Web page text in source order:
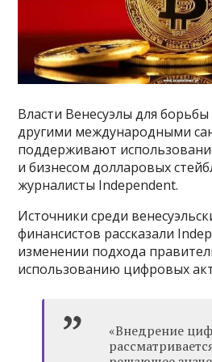
Власти Венесуэлы для
другими международными
поддерживают
и бизнесом долларовых
журналисты Independent.
Источники среди
финансистов рассказали
изменении подхода
использованию цифровых
«Внедрение